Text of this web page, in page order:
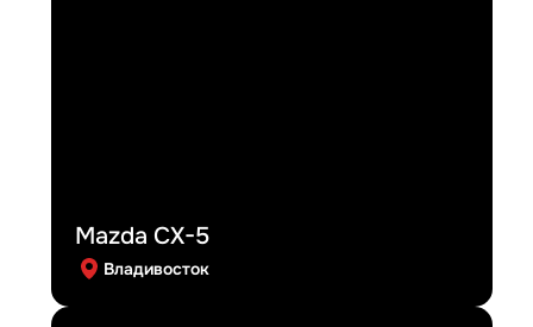
Mazda CX-5
Владивосток